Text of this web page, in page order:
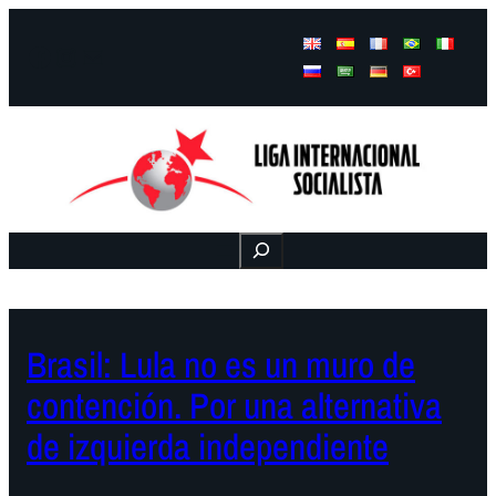
Buscar
Brasil: Lula no es un muro de
contención. Por una alternativa
de izquierda independiente